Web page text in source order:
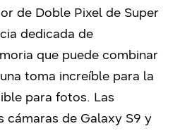
de Doble Pixel de Super
dedicada de
que puede combinar
toma increíble para la
para fotos. Las
cámaras de Galaxy S9 y